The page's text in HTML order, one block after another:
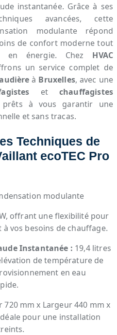
instantanée. Grâce à ses
avancées, cette
modulante répond
de confort moderne tout
en énergie. Chez HVAC
un service complet de
à Bruxelles, avec une
et chauffagistes
prêts à vous garantir une
et sans tracas.
Techniques de
ecoTEC Pro
modulante
offrant une flexibilité pour
à vos besoins de chauffage.
Instantanée : 19,4 litres
de température de
en eau
720 mm x Largeur 440 mm x
pour une installation